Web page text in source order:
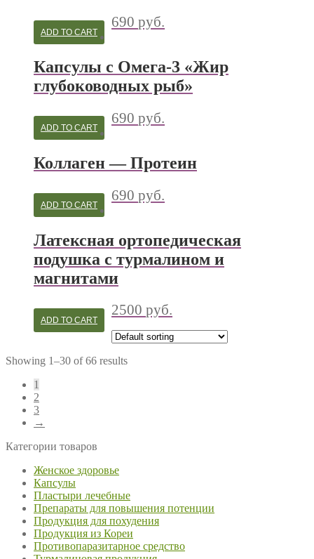
690 руб.
ADD TO CART
Капсулы с Омега-3 «Жир
глубоководных рыб»
690 руб.
ADD TO CART
Коллаген — Протеин
690 руб.
ADD TO CART
Латексная ортопедическая
подушка с турмалином и
магнитами
2500 руб.
ADD TO CART
Showing 1–30 of 66 results
1
2
3
→
Категории товаров
Женское здоровье
Капсулы
Пластыри лечебные
Препараты для повышения потенции
Продукция для похудения
Продукция из Кореи
Противопаразитарное средство